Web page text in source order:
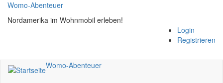
Direkt
zum
Inhalt
Womo-Abenteuer
Nordamerika im Wohnmobil erleben!
Login
Registrieren
Womo-Abenteuer